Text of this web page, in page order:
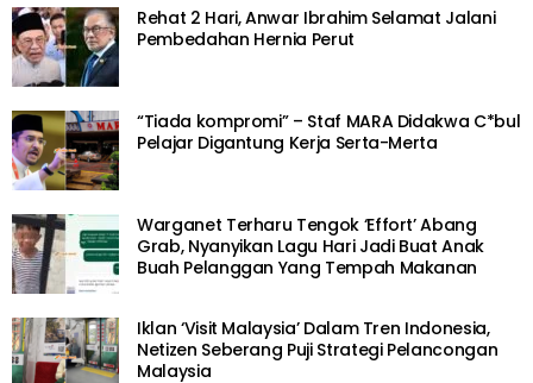
Rehat 2 Hari, Anwar Ibrahim Selamat Jalani
Pembedahan Hernia Perut
“Tiada kompromi” – Staf MARA Didakwa C*bul
Pelajar Digantung Kerja Serta-Merta
Warganet Terharu Tengok ‘Effort’ Abang
Grab, Nyanyikan Lagu Hari Jadi Buat Anak
Buah Pelanggan Yang Tempah Makanan
Iklan ‘Visit Malaysia’ Dalam Tren Indonesia,
Netizen Seberang Puji Strategi Pelancongan
Malaysia